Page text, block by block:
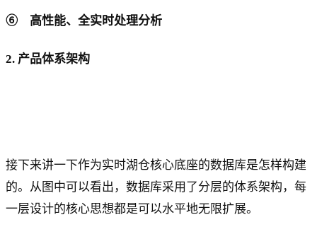
⑥ 高性能、全实时处理分析
2. 产品体系架构
接下来讲一下作为实时湖仓核心底座的数据库是怎样构建
的。从图中可以看出，数据库采用了分层的体系架构，每
一层设计的核心思想都是可以水平地无限扩展。